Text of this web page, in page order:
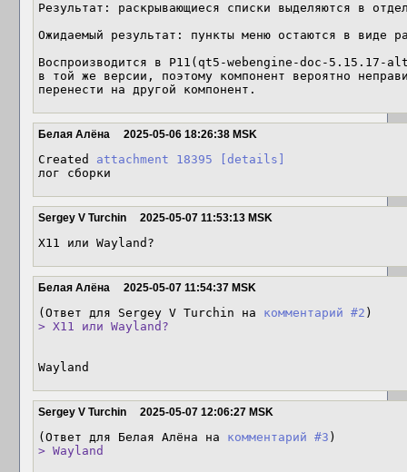
Результат: раскрывающиеся списки выделяются в
Ожидаемый результат: пункты меню остаются в виде
Воспроизводится в Р11(qt5-webengine-doc-5.15.17-
в той же версии, поэтому компонент вероятно
перенести на другой компонент.
Белая Алёна 2025-05-06 18:26:38 MSK
Created attachment 18395
[details]
лог сборки
Sergey V Turchin 2025-05-07 11:53:13 MSK
X11 или Wayland?
Белая Алёна 2025-05-07 11:54:37 MSK
(Ответ для Sergey V Turchin на комментарий #2
> X11 или Wayland?
Wayland
Sergey V Turchin 2025-05-07 12:06:27 MSK
(Ответ для Белая Алёна на комментарий #3
> Wayland